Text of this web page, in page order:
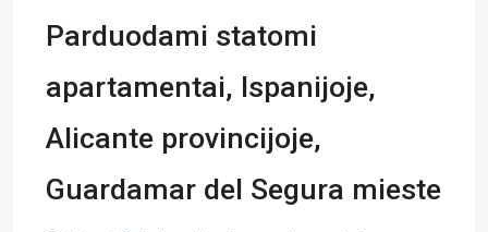
Parduodami statomi
apartamentai, Ispanijoje,
Alicante provincijoje,
Guardamar del Segura mieste